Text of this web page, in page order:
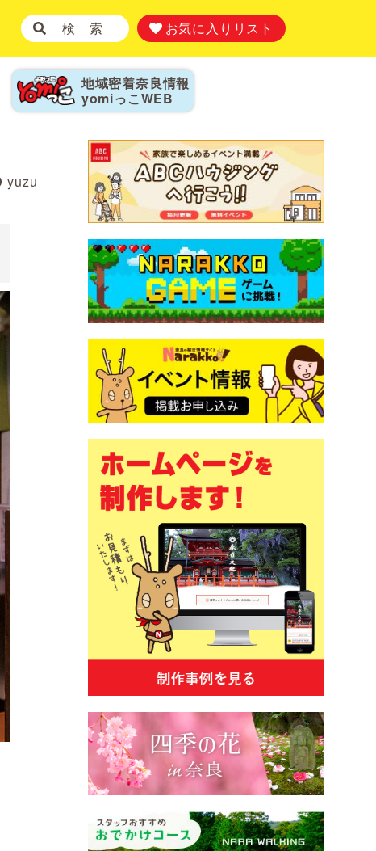
検 索 お気に入りリスト
地域密着奈良情報
yomiっこ WEB
yuzu